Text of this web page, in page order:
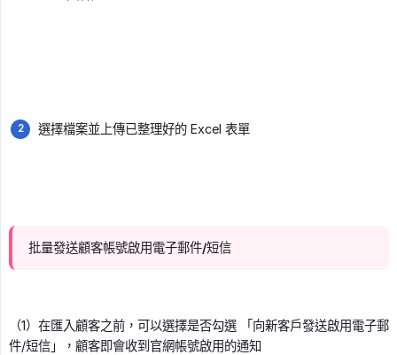
選擇檔案並上傳已整理好的 Excel 表單
批量發送顧客帳號啟用電子郵件/短信
（1）在匯入顧客之前，可以選擇是否勾選 「向新客戶發送啟用電子郵
件/短信」，顧客即會收到官網帳號啟用的通知